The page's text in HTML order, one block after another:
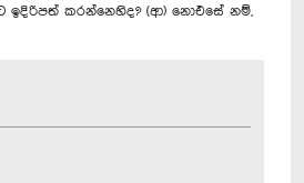
ඉදිරිපත් කරන්නෙහිද? (ආ) නොඑසේ නම්,